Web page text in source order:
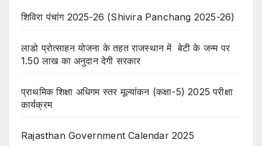
शिविरा पंचांग 2025-26 (Shivira Panchang 2025-26)
लाडो प्रोत्साहन योजना के तहत राजस्थान में बेटी के जन्म पर
1.50 लाख का अनुदान देगी सरकार
प्राथमिक शिक्षा अधिगम स्तर मूल्यांकन (कक्षा-5) 2025 परीक्षा
कार्यक्रम
Rajasthan Government Calendar 2025